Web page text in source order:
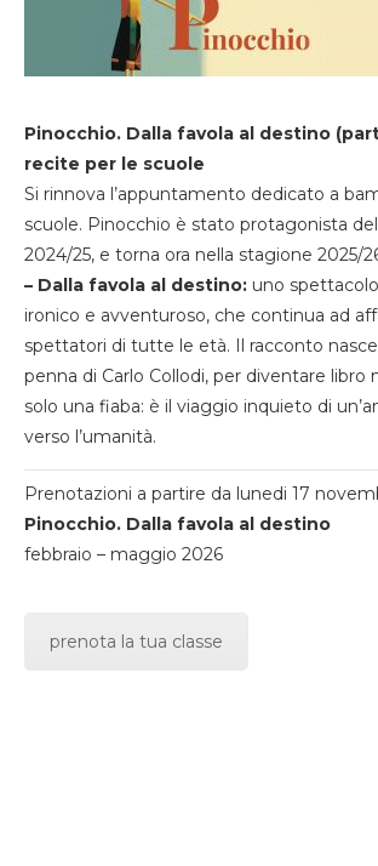
Pinocchio. Dalla favola al destino
recite per le scuole
Si rinnova l’appuntamento dedicato a
scuole. Pinocchio è stato protagonista
2024/25, e torna ora nella stagione 2025/
– Dalla favola al destino: uno
ironico e avventuroso, che continua ad
spettatori di tutte le età. Il racconto nasce
penna di Carlo Collodi, per diventare libro
solo una fiaba: è il viaggio inquieto di
verso l’umanità.
Prenotazioni a partire da lunedi 17
Pinocchio. Dalla favola al destino
febbraio – maggio 2026
prenota la tua classe